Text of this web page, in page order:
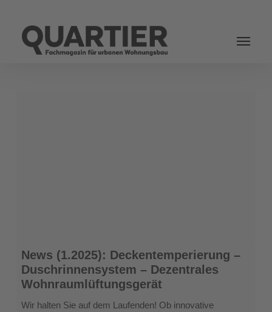
News
(1.2025):
Deckentemperierung
Duschrinnensystem
News (1.2025): Deckentemperierung –
Duschrinnensystem – Dezentrales
Wohnraumlüftungsgerät
Wir halten Sie auf dem Laufenden! Ob innovative